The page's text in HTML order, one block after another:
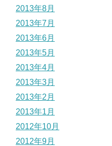
2013年8月
2013年7月
2013年6月
2013年5月
2013年4月
2013年3月
2013年2月
2013年1月
2012年10月
2012年9月